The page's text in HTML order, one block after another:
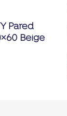
Pared
Beige